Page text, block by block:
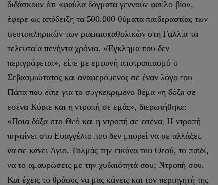
διδάσκουν ότι «φαύλα δόγματα γεννούν φαύλο βίο»,
έφερε ως απόδειξη τα 500.000 θύματα παιδεραστίας των
ψευτοκληρικών των ρωμαιοκαθολικών στη Γαλλία τα
τελευταία πενήντα χρόνια. «Έγκλημα που δεν
περιγράφεται», είπε με εμφανή αποτροπιασμό ο
Σεβασμιώτατος και αναφερόμενος σε έναν λόγο του
Πάπα που είπε για το συγκεκριμένο θέμα «η δόξα σε
εσένα Κύριε και η ντροπή σε εμάς», διερωτήθηκε:
«Ποια δόξα στο Θεό και η ντροπή σε εσένα; Η ντροπή
πηγαίνει στο Ευαγγέλιο που δεν μπορεί να σε αλλάξει,
να σε κάνει Άγιο. Τολμάς την εικόνα του Θεού, το παιδί,
να το αμαυρώσεις με την χυδαιότητά σου; Ντροπή σου.
Και έχεις το θράσος να μας κάνεις και τον περιηγητή της